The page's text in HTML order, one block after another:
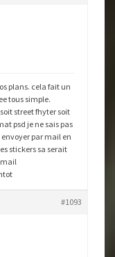
plans. cela fait un
tous simple.
street fhyter soit
psd je ne sais pas
par mail en
stickers sa serait
#1093